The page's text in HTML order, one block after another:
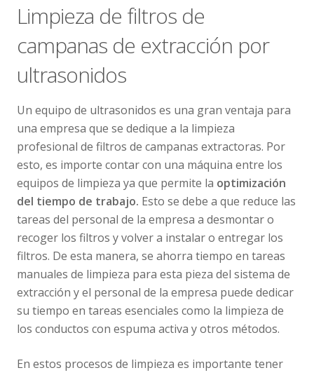
Limpieza de filtros de
campanas de extracción por
ultrasonidos
Un equipo de ultrasonidos es una gran ventaja para
una empresa que se dedique a la limpieza
profesional de filtros de campanas extractoras. Por
esto, es importe contar con una máquina entre los
equipos de limpieza ya que permite la optimización
del tiempo de trabajo. Esto se debe a que reduce las
tareas del personal de la empresa a desmontar o
recoger los filtros y volver a instalar o entregar los
filtros. De esta manera, se ahorra tiempo en tareas
manuales de limpieza para esta pieza del sistema de
extracción y el personal de la empresa puede dedicar
su tiempo en tareas esenciales como la limpieza de
los conductos con espuma activa y otros métodos.
En estos procesos de limpieza es importante tener